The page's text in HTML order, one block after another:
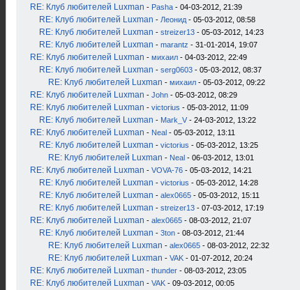
RE: Клуб любителей Luxman - Pasha - 04-03-2012, 21:39
RE: Клуб любителей Luxman - Леонид - 05-03-2012, 08:58
RE: Клуб любителей Luxman - streizer13 - 05-03-2012, 14:23
RE: Клуб любителей Luxman - marantz - 31-01-2014, 19:07
RE: Клуб любителей Luxman - михаил - 04-03-2012, 22:49
RE: Клуб любителей Luxman - serg0603 - 05-03-2012, 08:37
RE: Клуб любителей Luxman - михаил - 05-03-2012, 09:22
RE: Клуб любителей Luxman - John - 05-03-2012, 08:29
RE: Клуб любителей Luxman - victorius - 05-03-2012, 11:09
RE: Клуб любителей Luxman - Mark_V - 24-03-2012, 13:22
RE: Клуб любителей Luxman - Neal - 05-03-2012, 13:11
RE: Клуб любителей Luxman - victorius - 05-03-2012, 13:25
RE: Клуб любителей Luxman - Neal - 06-03-2012, 13:01
RE: Клуб любителей Luxman - VOVA-76 - 05-03-2012, 14:21
RE: Клуб любителей Luxman - victorius - 05-03-2012, 14:28
RE: Клуб любителей Luxman - alex0665 - 05-03-2012, 15:11
RE: Клуб любителей Luxman - streizer13 - 07-03-2012, 17:19
RE: Клуб любителей Luxman - alex0665 - 08-03-2012, 21:07
RE: Клуб любителей Luxman - 3ton - 08-03-2012, 21:44
RE: Клуб любителей Luxman - alex0665 - 08-03-2012, 22:32
RE: Клуб любителей Luxman - VAK - 01-07-2012, 20:24
RE: Клуб любителей Luxman - thunder - 08-03-2012, 23:05
RE: Клуб любителей Luxman - VAK - 09-03-2012, 00:05